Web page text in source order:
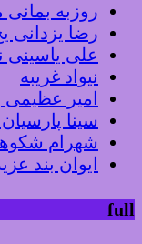
روزبه
رضا یزدانی
علی یاسینی
نیواد غریبه
امیر
سینا
شهرام
ایوان بند
full